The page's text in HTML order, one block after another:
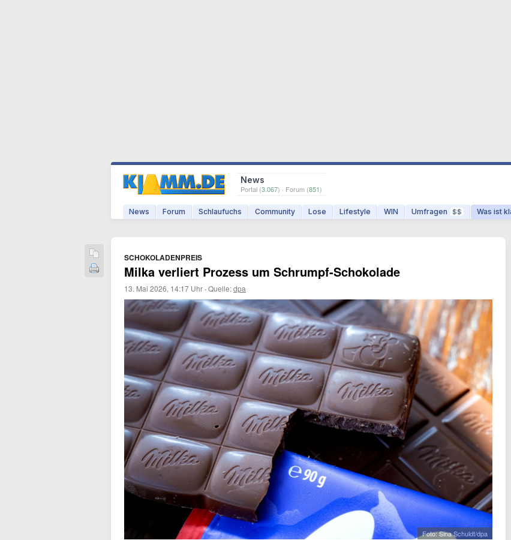
News
Portal (3.067) · Forum (851)
News Forum Schlaufuchs Community Lose Lifestyle WIN Umfragen $$ Was ist
SCHOKOLADENPREIS
Milka verliert Prozess um Schrumpf-Schokolade
13. Mai 2026, 14:17 Uhr ·Quelle:dpa
Foto: Sina Schuldt/dpa